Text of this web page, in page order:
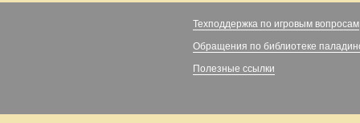
Техподдержка по игровым вопросам
Обращения по библиотеке
Полезные ссылки